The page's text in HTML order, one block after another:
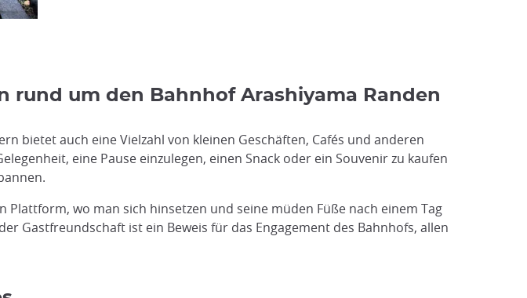
rund um den Bahnhof Arashiyama Randen
bietet auch eine Vielzahl von kleinen Geschäften, Cafés und anderen
eine Pause einzulegen, einen Snack oder ein Souvenir zu kaufen
wo man sich hinsetzen und seine müden Füße nach einem Tag
Gastfreundschaft ist ein Beweis für das Engagement des Bahnhofs, allen